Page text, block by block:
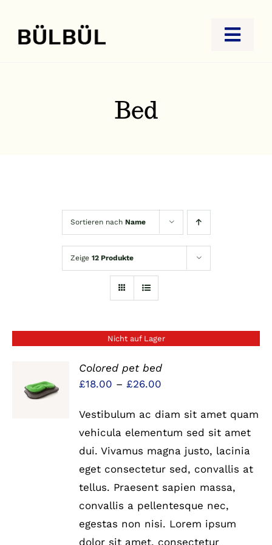
Inhalt
springen
Bed
Sortieren nach Name
Zeige 12 Produkte
Nicht auf Lager
DETAILS
Colored pet bed
£18.00 –£26.00
bis
£26.00
Vestibulum ac diam sit amet quam
vehicula elementum sed sit amet
dui. Vivamus magna justo, lacinia
eget consectetur sed, convallis at
tellus. Praesent sapien massa,
convallis a pellentesque nec,
egestas non nisi. Lorem ipsum
dolor sit amet, consectetur